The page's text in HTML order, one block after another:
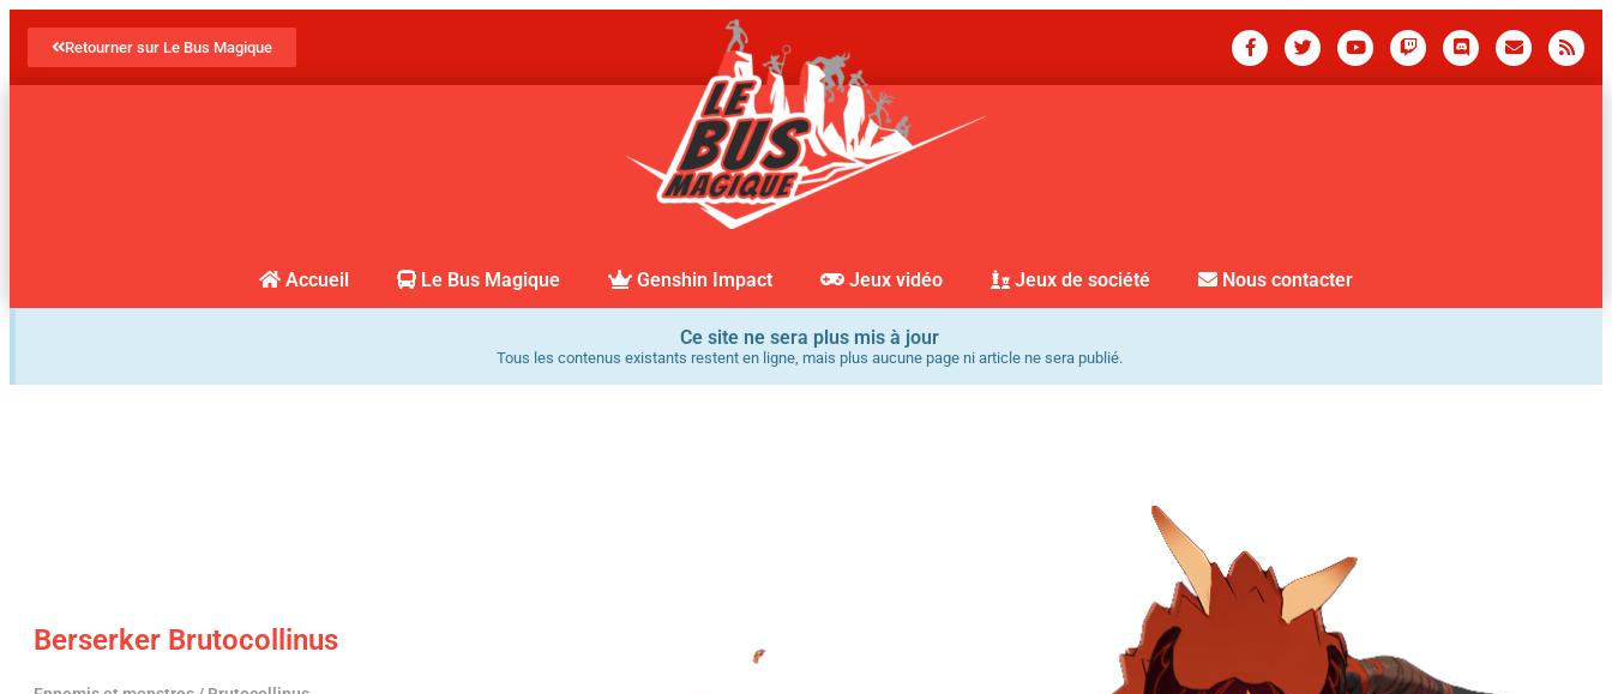
Retourner sur Le Bus Magique
Accueil Le Bus Magique Genshin Impact Jeux vidéo Jeux de société Nous contacter
Ce site ne sera plus mis à jour
Tous les contenus existants restent en ligne, mais plus aucune page ni article ne sera publié.
Berserker Brutocollinus